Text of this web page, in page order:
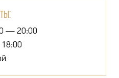
— 20:00